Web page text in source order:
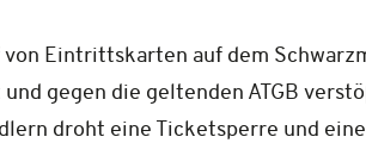
Eintrittskarten auf dem
gegen die geltenden ATGB
droht eine Ticketsperre und